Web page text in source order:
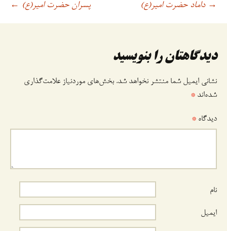
ناوبری
نوشته
→ داماد حضرت امیر(ع) پسران حضرت امیر(ع) ←
دیدگاهتان را بنویسید
نشانی ایمیل شما منتشر نخواهد شد. بخش‌های موردنیاز علامت‌گذاری
شده‌اند *
دیدگاه *
نام
ایمیل